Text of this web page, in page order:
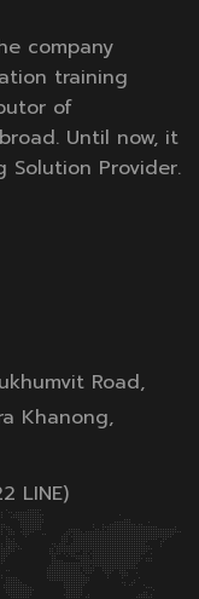
company
training
of
Until now, it
Solution Provider.
Road,
Khanong,
LINE)